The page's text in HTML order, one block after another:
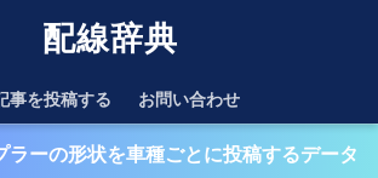
配線辞典
事を投稿する お問い合わせ
ラーの形状を車種ごとに投稿するデータ